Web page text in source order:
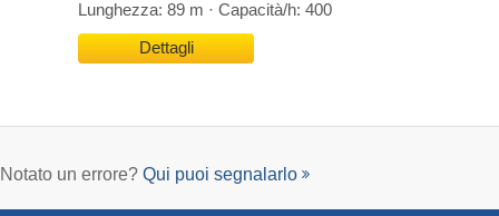
Lunghezza: 89 m · Capacità/h: 400
Dettagli
Notato un errore? Qui puoi segnalarlo